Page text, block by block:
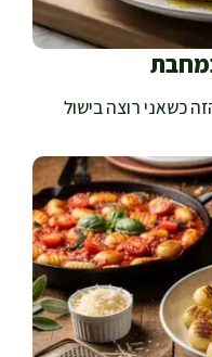
כשאני רוצה בישול